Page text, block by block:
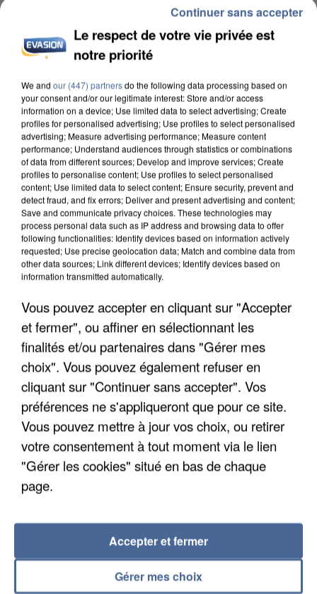
INCENDIES : L’ÎLE-DE-FRANCE LANCE UN ÉLAN
DE SOLIDARITÉ AVEC LES...
APRÈS TOUTES CES CANICULES, LES REFUGES
DE FAUNE SAUVAGE SONT...
Le respect de votre vie privée est
notre priorité
We and our (447) partnersdo the following data processing based on
your consent and/or our legitimate interest: Store and/or access
information on a device; Use limited data to select advertising; Create
profiles for personalised advertising; Use profiles to select personalised
advertising; Measure advertising performance; Measure content
performance; Understand audiences through statistics or combinations
of data from different sources; Develop and improve services; Create
profiles to personalise content; Use profiles to select personalised
content; Use limited data to select content; Ensure security, prevent and
detect fraud, and fix errors; Deliver and present advertising and content;
Save and communicate privacy choices. These technologies may
process personal data such as IP address and browsing data to offer
following functionalities: Identify devices based on information actively
requested; Use precise geolocation data; Match and combine data from
other data sources; Link different devices; Identify devices based on
information transmitted automatically.
Vous pouvez accepter en cliquant sur "Accepter
et fermer", ou affiner en sélectionnant les
finalités et/ou partenaires dans "Gérer mes
choix". Vous pouvez également refuser en
cliquant sur "Continuer sans accepter". Vos
préférences ne s'appliqueront que pour ce site.
Vous pouvez mettre à jour vos choix, ou retirer
votre consentement à tout moment via le lien
"Gérer les cookies" situé en bas de chaque
page.
Gérer mes choix
Accepter et fermer
Continuer sans accepter